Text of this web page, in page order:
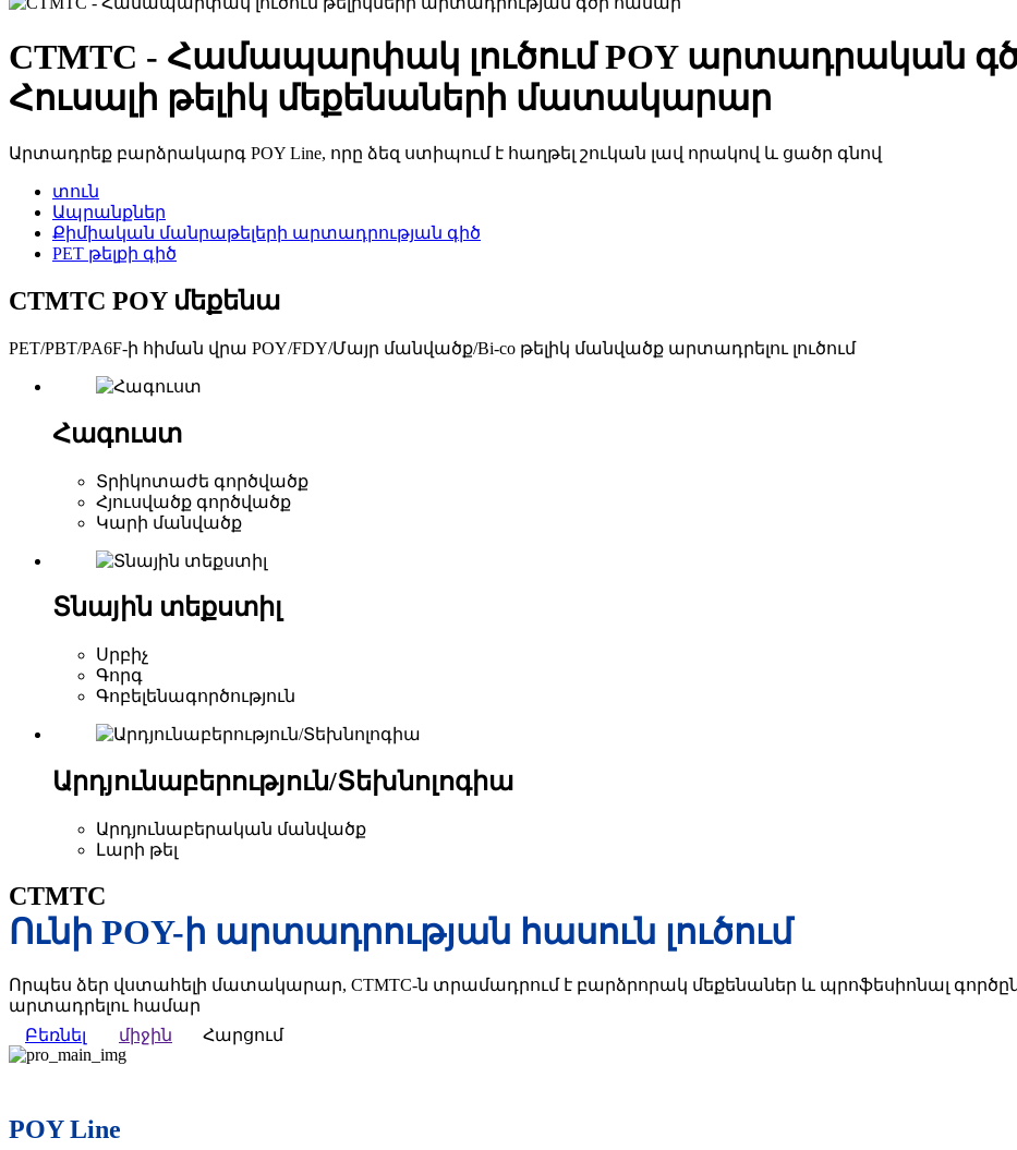
CTMTC - Համապարփակ լուծում POY արտադրական
Հուսալի թելիկ մեքենաների մատակարար
Արտադրեք բարձրակարգ POY Line, որը ձեզ ստիպում է հաղթել շուկան լավ որակով և ցածր գնով
տուն
Ապրանքներ
Քիմիական մանրաթելերի արտադրության գիծ
PET թելքի գիծ
CTMTC POY մեքենա
PET/PBT/PA6F-ի հիման վրա POY/FDY/Մայր մանվածք/Bi-co թելիկ մանվածք արտադրելու լուծում
Հագուստ
Տրիկոտաժե գործվածք
Հյուսվածք գործվածք
Կարի մանվածք
Տնային տեքստիլ
Սրբիչ
Գորգ
Գոբելենագործություն
Արդյունաբերություն/Տեխնոլոգիա
Արդյունաբերական մանվածք
Լարի թել
CTMTC
Ունի POY-ի արտադրության հասուն լուծում
Որպես ձեր վստահելի մատակարար, CTMTC-ն տրամադրում է բարձրորակ մեքենաներ և պրոֆեսիոնալ
արտադրելու համար
Բեռնել
միջին Հարցում
POY Line